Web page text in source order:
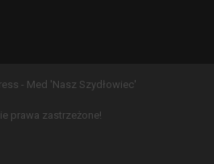
- Med 'Nasz Szydłowiec'
prawa zastrzeżone!